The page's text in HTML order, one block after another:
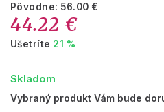
Pôvodne:56.00 €
44.22 €
Ušetríte 21 %
Skladom
Vybraný produkt Vám bude